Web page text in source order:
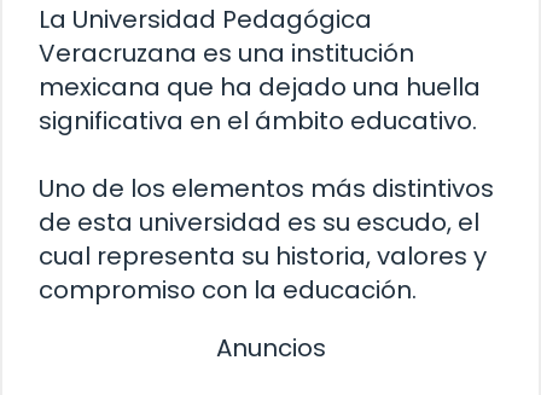
La Universidad Pedagógica
Veracruzana es una institución
mexicana que ha dejado una huella
significativa en el ámbito educativo.
Uno de los elementos más distintivos
de esta universidad es su escudo, el
cual representa su historia, valores y
compromiso con la educación.
Anuncios